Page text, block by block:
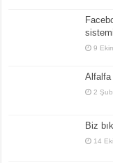
9
Alfalfa
2
Biz
14